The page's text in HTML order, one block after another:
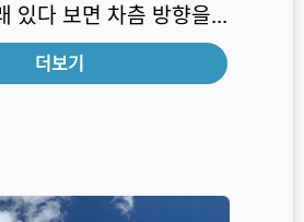
있다 보면 차츰 방향을...
더보기